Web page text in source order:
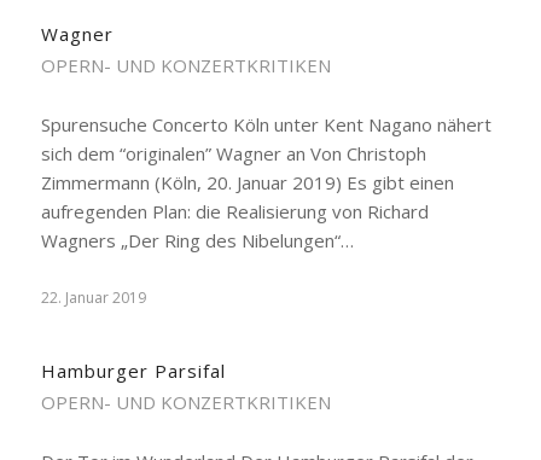
Wagner
OPERN- UND KONZERTKRITIKEN
Spurensuche Concerto Köln unter Kent Nagano nähert
sich dem “originalen” Wagner an Von Christoph
Zimmermann (Köln, 20. Januar 2019) Es gibt einen
aufregenden Plan: die Realisierung von Richard
Wagners „Der Ring des Nibelungen“…
22. Januar 2019
Hamburger Parsifal
OPERN- UND KONZERTKRITIKEN